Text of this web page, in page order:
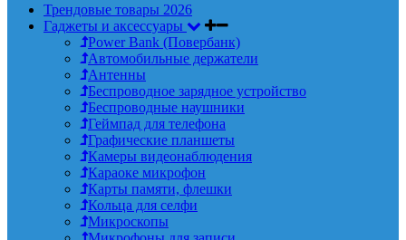
Трендовые товары 2026
Гаджеты и аксессуары
Power Bank (Повербанк)
Автомобильные держатели
Антенны
Беспроводное зарядное устройство
Беспроводные наушники
Геймпад для телефона
Графические планшеты
Камеры видеонаблюдения
Караоке микрофон
Карты памяти, флешки
Кольца для селфи
Микроскопы